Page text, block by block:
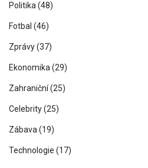
Politika (48)
Fotbal (46)
Zprávy(37)
Ekonomika (29)
Zahraniční(25)
Celebrity(25)
Zábava (19)
Technologie (17)